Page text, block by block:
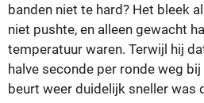
banden niet te hard? Het bleek
niet pushte, en alleen gewacht
temperatuur waren. Terwijl hij
halve seconde per ronde weg
beurt weer duidelijk sneller was